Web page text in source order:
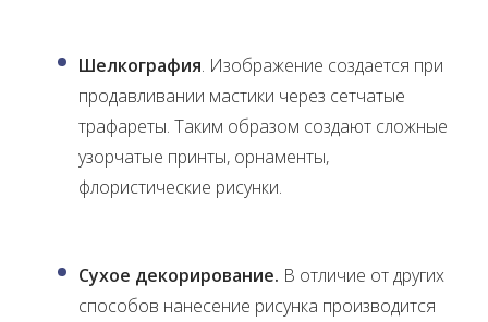
Шелкография. Изображение создается при
продавливании мастики через сетчатые
трафареты. Таким образом создают сложные
узорчатые принты, орнаменты,
флористические рисунки.
Сухое декорирование. В отличие от других
способов нанесение рисунка производится